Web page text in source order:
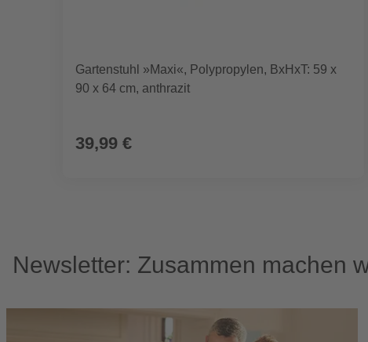
Gartenstuhl »Maxi«, Polypropylen, BxHxT: 59 x
90 x 64 cm, anthrazit
39,99 €
Newsletter: Zusammen machen